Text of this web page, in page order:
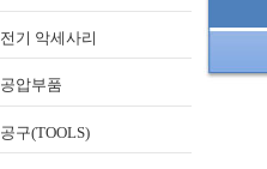
전기 악세사리
공압부품
공구(TOOLS)